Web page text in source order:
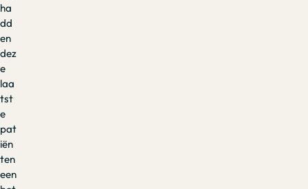
ha
dd
en
dez
e
laa
tst
e
pat
iën
ten
een